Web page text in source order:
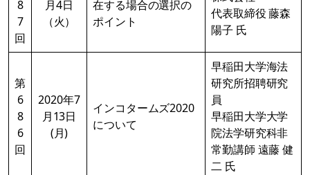
8
7
回
月4日
（火）
在する場合の選択の
ポイント
代表取締役 藤森
陽子 氏
第
6
8
6
回
2020年7
月13日
(月)
インコタームズ2020
について
早稲田大学海法
研究所招聘研究
員
早稲田大学大学
院法学研究科非
常勤講師 遠藤 健
二 氏